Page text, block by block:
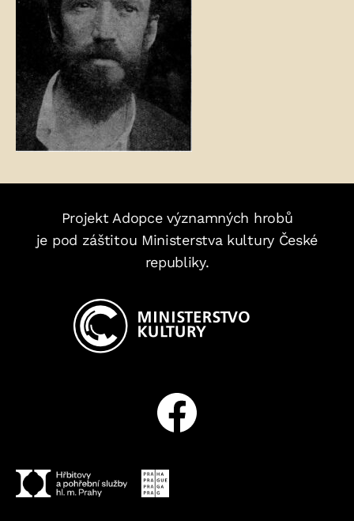
Projekt Adopce významných hrobů
je pod záštitou Ministerstva kultury České
republiky.
Facebook